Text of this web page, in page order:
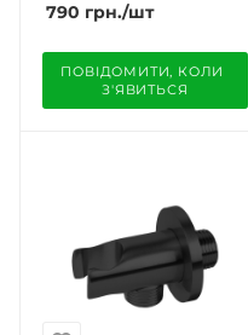
790 грн./шт
ПОВІДОМИТИ, КОЛИ
З'ЯВИТЬСЯ